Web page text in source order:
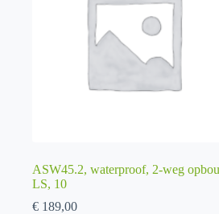
ASW45.2, waterproof, 2-weg
LS, 10
€ 189,00